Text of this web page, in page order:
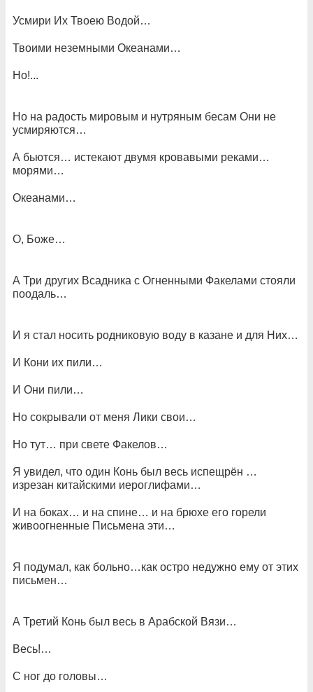
Усмири Их Твоею Водой…
Твоими неземными Океанами…
Но!...
Но на радость мировым и нутряным бесам Они не
усмиряются…
А бьются… истекают двумя кровавыми реками…
морями…
Океанами…
О, Боже…
А Три других Всадника с Огненными Факелами стояли
поодаль…
И я стал носить родниковую воду в казане и для Них…
И Кони их пили…
И Они пили…
Но сокрывали от меня Лики свои…
Но тут… при свете Факелов…
Я увидел, что один Конь был весь испещрён …
изрезан китайскими иероглифами…
И на боках… и на спине… и на брюхе его горели
живоогненные Письмена эти…
Я подумал, как больно…как остро недужно ему от этих
письмен…
А Третий Конь был весь в Арабской Вязи…
Весь!…
С ног до головы…